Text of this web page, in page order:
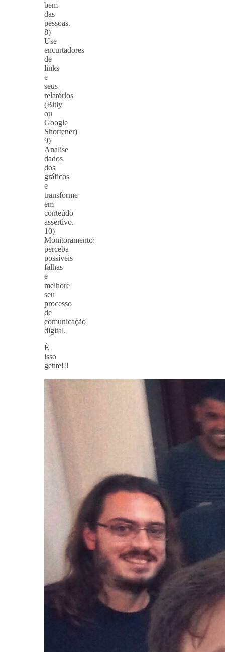
bem
das
pessoas.
8)
Use
encurtadores
de
links
e
seus
relatórios
(Bitly
ou
Google
Shortener)
9)
Analise
dados
dos
gráficos
e
transforme
em
conteúdo
assertivo.
10)
Monitoramento:
perceba
possíveis
falhas
e
melhore
seu
processo
de
comunicação
digital.
É
isso
gente!!!